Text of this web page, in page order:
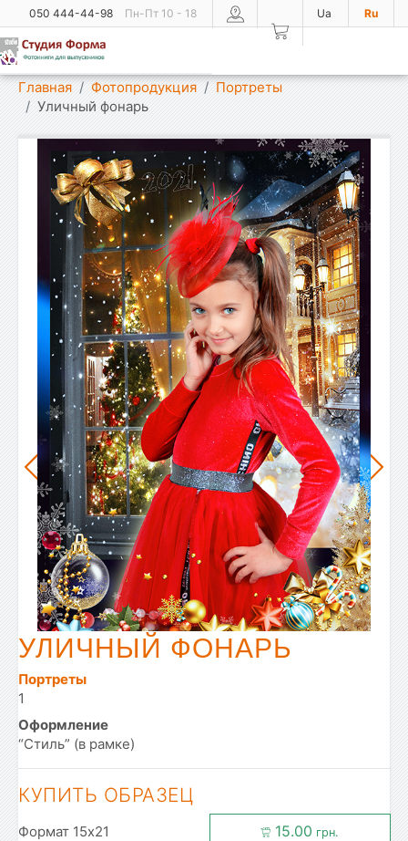
Ua Ru
050 444-44-98 Пн-Пт 10 - 18
Показать меню
Главная Фотопродукция
Портреты
Уличный фонарь
УЛИЧНЫЙ ФОНАРЬ
Портреты
1
Оформление
“Стиль” (в рамке)
КУПИТЬ ОБРАЗЕЦ
Формат 15х21 15.00 грн.